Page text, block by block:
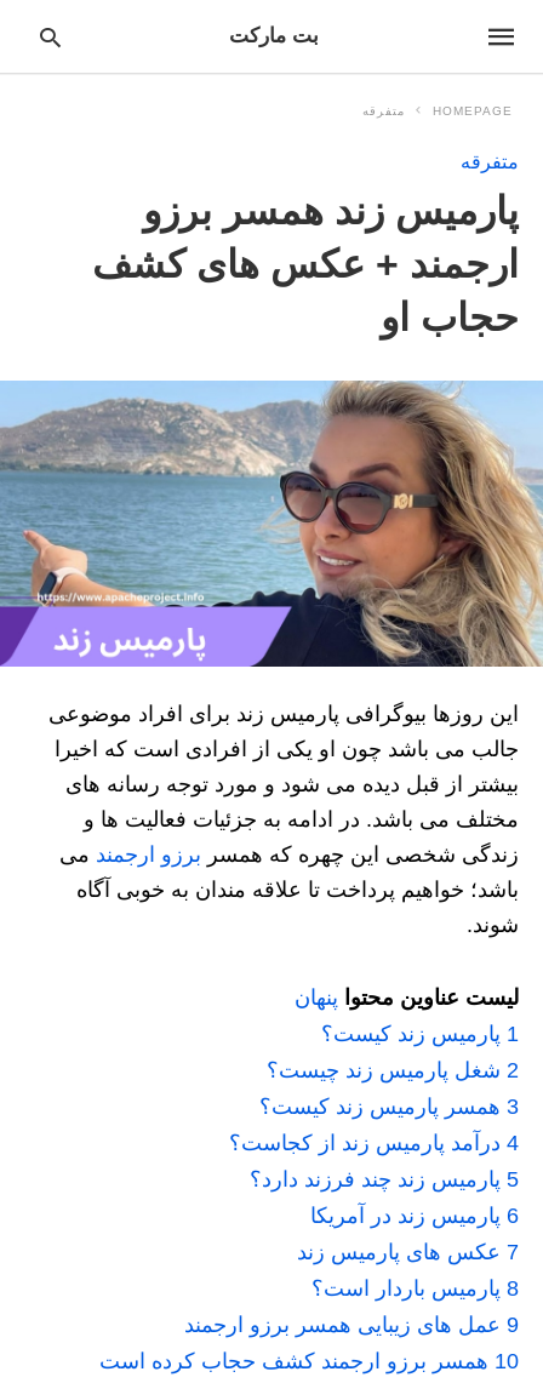
بت مارکت
HOMEPAGE متفرقه
متفرقه
پارمیس زند همسر برزو
ارجمند + عکس های کشف
حجاب او
این روزها بیوگرافی پارمیس زند برای افراد موضوعی
جالب می باشد چون او یکی از افرادی است که اخیرا
بیشتر از قبل دیده می شود و مورد توجه رسانه های
مختلف می باشد. در ادامه به جزئیات فعالیت ها و
زندگی شخصی این چهره که همسر برزو ارجمند می
باشد؛ خواهیم پرداخت تا علاقه مندان به خوبی آگاه
شوند.
لیست عناوین محتوا پنهان
1 پارمیس زند کیست؟
2 شغل پارمیس زند چیست؟
3 همسر پارمیس زند کیست؟
4 درآمد پارمیس زند از کجاست؟
5 پارمیس زند چند فرزند دارد؟
6 پارمیس زند در آمریکا
7 عکس های پارمیس زند
8 پارمیس باردار است؟
9 عمل های زیبایی همسر برزو ارجمند
10 همسر برزو ارجمند کشف حجاب کرده است